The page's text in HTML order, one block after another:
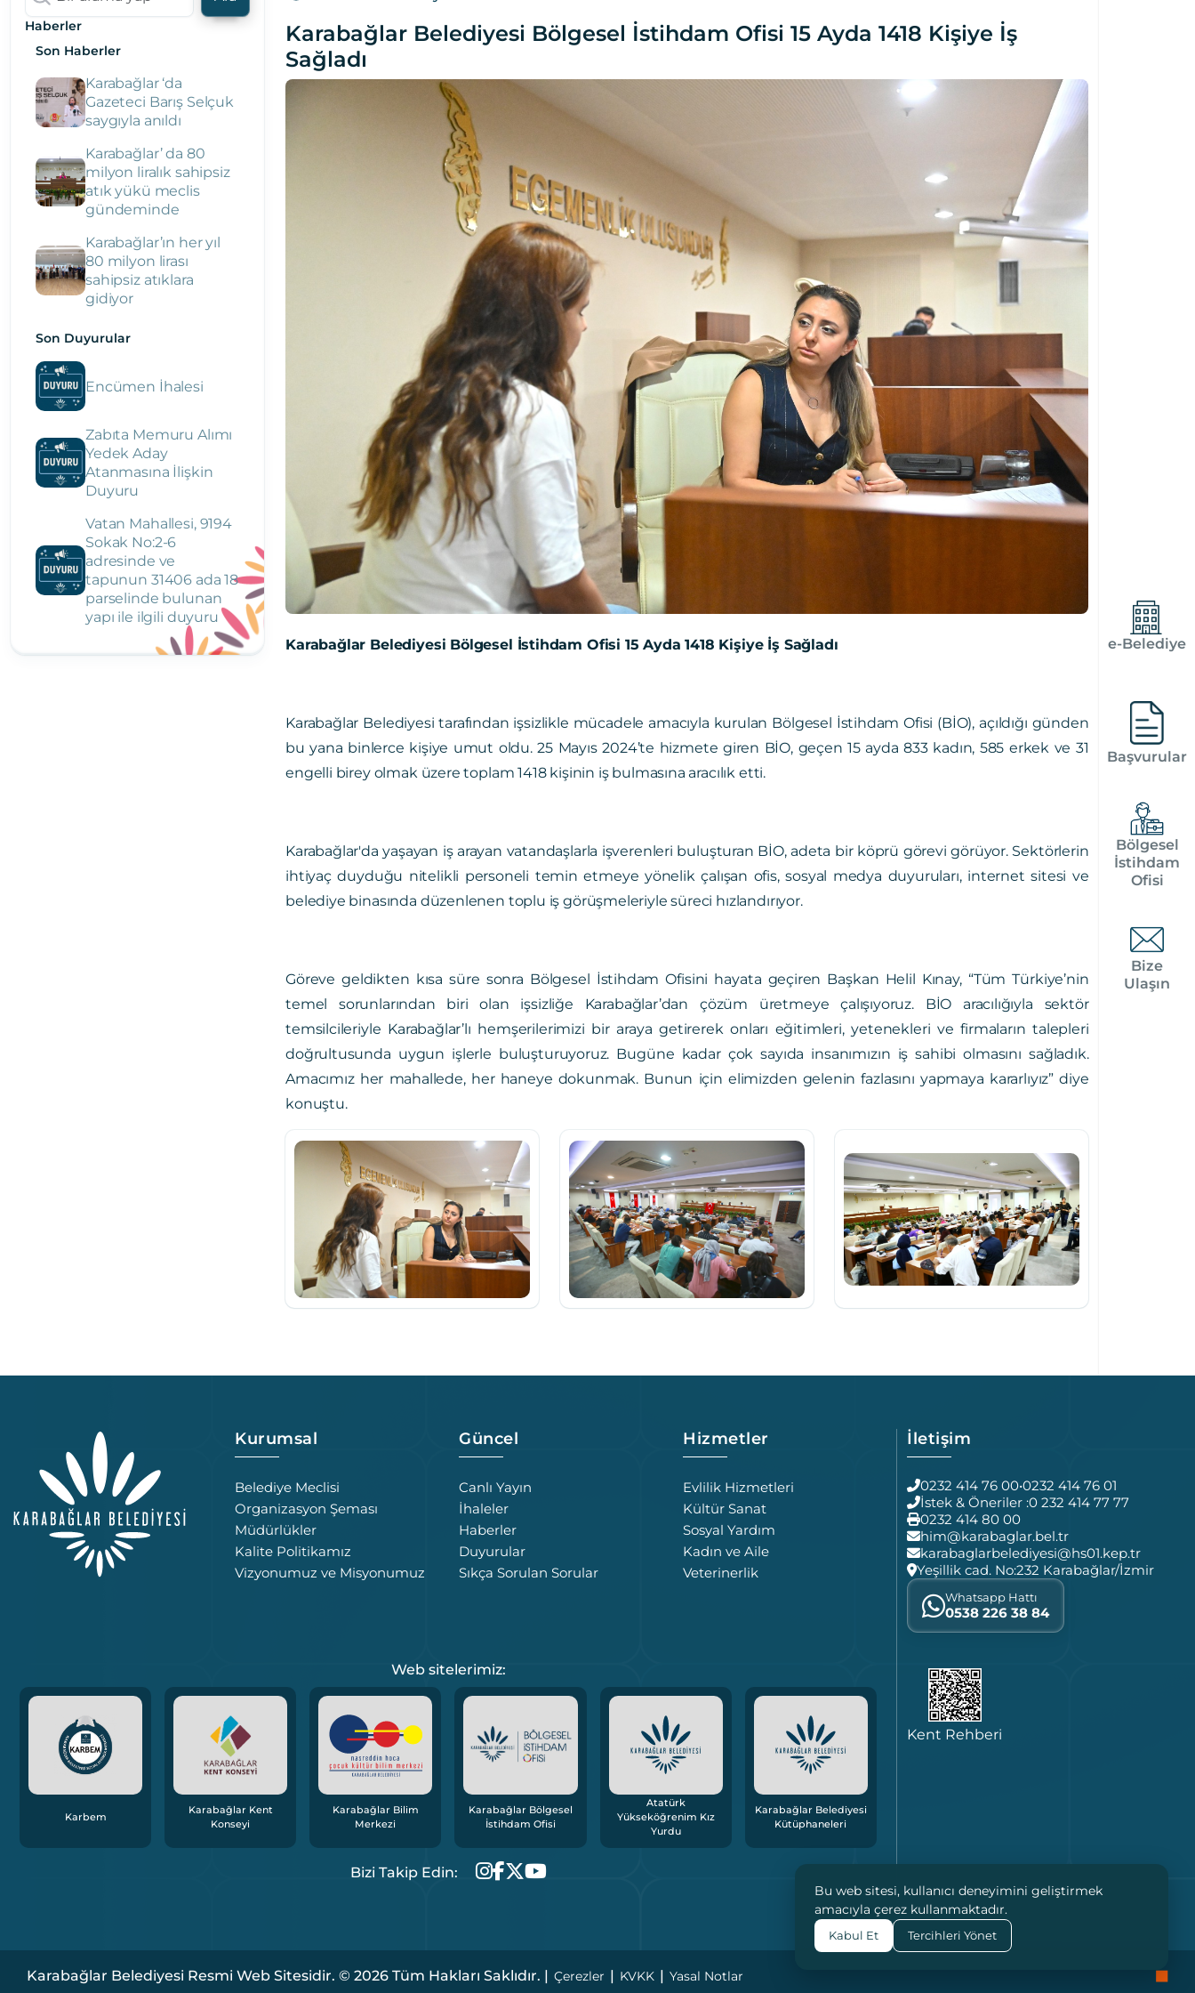
Haberler
Son Haberler
Karabağlar ‘da
Gazeteci Barış Selçuk
saygıyla anıldı
Karabağlar’ da 80
milyon liralık sahipsiz
atık yükü meclis
gündeminde
Karabağlar’ın her yıl
80 milyon lirası
sahipsiz atıklara
gidiyor
Son Duyurular
Encümen İhalesi
Zabıta Memuru Alımı
Yedek Aday
Atanmasına İlişkin
Duyuru
Vatan Mahallesi, 9194
Sokak No:2-6
adresinde ve
tapunun 31406 ada 18
parselinde bulunan
yapı ile ilgili duyuru
Karabağlar Belediyesi Bölgesel İstihdam Ofisi 15 Ayda 1418 Kişiye İş
Sağladı
Karabağlar Belediyesi Bölgesel İstihdam Ofisi 15 Ayda 1418 Kişiye İş Sağladı
Karabağlar Belediyesi tarafından işsizlikle mücadele amacıyla kurulan Bölgesel İstihdam Ofisi (BİO), açıldığı günden
bu yana binlerce kişiye umut oldu. 25 Mayıs 2024’te hizmete giren BİO, geçen 15 ayda 833 kadın, 585 erkek ve 31
engelli birey olmak üzere toplam 1418 kişinin iş bulmasına aracılık etti.
Karabağlar'da yaşayan iş arayan vatandaşlarla işverenleri buluşturan BİO, adeta bir köprü görevi görüyor. Sektörlerin
ihtiyaç duyduğu nitelikli personeli temin etmeye yönelik çalışan ofis, sosyal medya duyuruları, internet sitesi ve
belediye binasında düzenlenen toplu iş görüşmeleriyle süreci hızlandırıyor.
Göreve geldikten kısa süre sonra Bölgesel İstihdam Ofisini hayata geçiren Başkan Helil Kınay, “Tüm Türkiye’nin
temel sorunlarından biri olan işsizliğe Karabağlar’dan çözüm üretmeye çalışıyoruz. BİO aracılığıyla sektör
temsilcileriyle Karabağlar’lı hemşerilerimizi bir araya getirerek onları eğitimleri, yetenekleri ve firmaların talepleri
doğrultusunda uygun işlerle buluşturuyoruz. Bugüne kadar çok sayıda insanımızın iş sahibi olmasını sağladık.
Amacımız her mahallede, her haneye dokunmak. Bunun için elimizden gelenin fazlasını yapmaya kararlıyız” diye
konuştu.
e-Belediye
Başvurular
Bölgesel
İstihdam
Ofisi
Bize
Ulaşın
Kurumsal
Belediye Meclisi
Organizasyon Şeması
Müdürlükler
Kalite Politikamız
Vizyonumuz ve Misyonumuz
Güncel
Canlı Yayın
İhaleler
Haberler
Duyurular
Sıkça Sorulan Sorular
Hizmetler
Evlilik Hizmetleri
Kültür Sanat
Sosyal Yardım
Kadın ve Aile
Veterinerlik
Web sitelerimiz:
Karbem
Karabağlar Kent
Konseyi
Karabağlar Bilim
Merkezi
Karabağlar Bölgesel
İstihdam Ofisi
Atatürk
Yükseköğrenim Kız
Yurdu
Karabağlar Belediyesi
Kütüphaneleri
Bizi Takip Edin:
İletişim
0232 414 76 00•0232 414 76 01
İstek & Öneriler :0 232 414 77 77
0232 414 80 00
him@karabaglar.bel.tr
karabaglarbelediyesi@hs01.kep.tr
Yeşillik cad. No:232 Karabağlar/İzmir
Whatsapp Hattı
0538 226 38 84
Kent Rehberi
Karabağlar Belediyesi Resmi Web Sitesidir. © 2026 Tüm Hakları Saklıdır. | Çerezler | KVKK | Yasal Notlar
Bu web sitesi, kullanıcı deneyimini geliştirmek
amacıyla çerez kullanmaktadır.
Kabul Et Tercihleri Yönet